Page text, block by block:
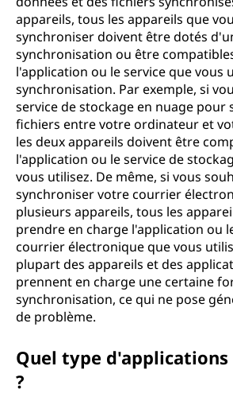
appareils, tous les appareils que
synchroniser doivent être dotés
synchronisation ou être
l'application ou le service que vous
synchronisation. Par exemple, si
service de stockage en nuage pour
fichiers entre votre ordinateur et
les deux appareils doivent être
l'application ou le service de
vous utilisez. De même, si vous
synchroniser votre courrier
plusieurs appareils, tous les
prendre en charge l'application ou
courrier électronique que vous
plupart des appareils et des
prennent en charge une certaine
synchronisation, ce qui ne pose
de problème.
Quel type d'applications
?